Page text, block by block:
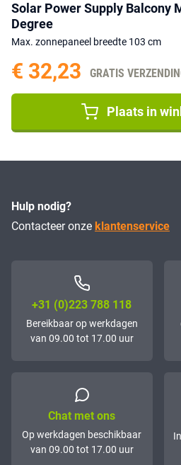
Solar Power Supply Balcony
Degree
Max. zonnepaneel breedte 103 cm
€ 32,23 GRATIS
Plaats in
Hulp nodig?
Contacteer onze klantenservice
+31 (0)223 788 118
Bereikbaar op werkdagen
van 09.00 tot 17.00 uur
Chat met ons
Op werkdagen beschikbaar
van 09.00 tot 17.00 uur